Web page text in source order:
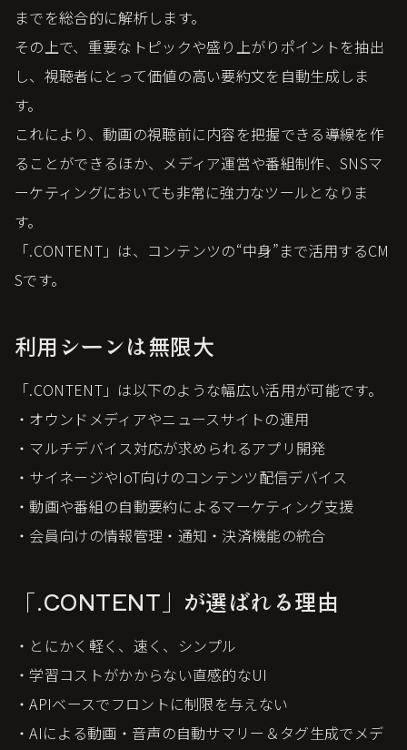
までを総合的に解析します。
その上で、重要なトピックや盛り上がりポイントを抽出
し、視聴者にとって価値の高い要約文を自動生成しま
す。
これにより、動画の視聴前に内容を把握できる導線を作
ることができるほか、メディア運営や番組制作、SNSマ
ーケティングにおいても非常に強力なツールとなりま
す。
「.CONTENT」は、コンテンツの“中身”まで活用するCM
Sです。
利用シーンは無限大
「.CONTENT」は以下のような幅広い活用が可能です。
・オウンドメディアやニュースサイトの運用
・マルチデバイス対応が求められるアプリ開発
・サイネージやIoT向けのコンテンツ配信デバイス
・動画や番組の自動要約によるマーケティング支援
・会員向けの情報管理・通知・決済機能の統合
「.CONTENT」が選ばれる理由
・とにかく軽く、速く、シンプル
・学習コストがかからない直感的なUI
・APIベースでフロントに制限を与えない
・AIによる動画・音声の自動サマリー＆タグ生成でメデ